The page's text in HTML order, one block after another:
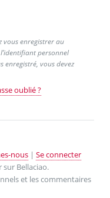
vous enregistrer au
personnel
enregistré, vous devez
oublié ?
nous| Se connecter
Bellaciao.
et les commentaires